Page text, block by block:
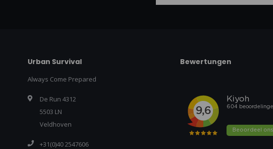
Urban Survival
Always Come Prepared
De Run 4312
5503 LN
Veldhoven
+31(0)40 2547606
Bewertungen